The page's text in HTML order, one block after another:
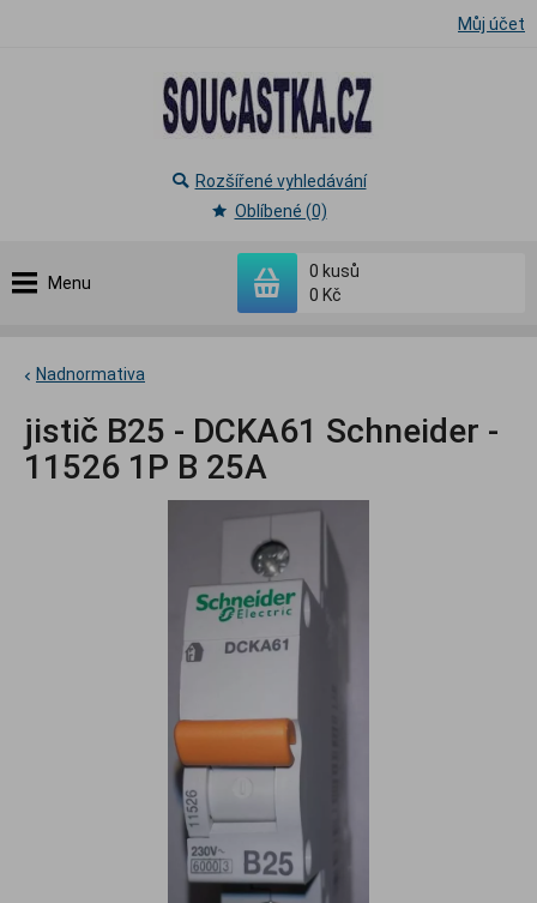
Můj účet
Menu
0 kusů
0 Kč
Rozšířené vyhledávání
Oblíbené (0)
Nadnormativa
jistič B25 - DCKA61 Schneider -
11526 1P B 25A